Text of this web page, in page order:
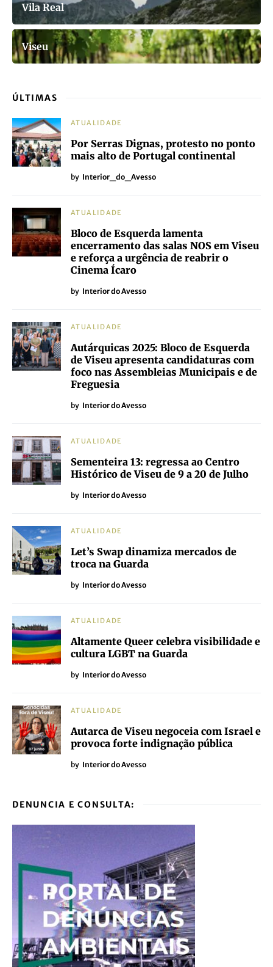
Vila Real
Viseu
ÚLTIMAS
ATUALIDADE
Por Serras Dignas, protesto no ponto
mais alto de Portugal continental
by Interior_do_Avesso
ATUALIDADE
Bloco de Esquerda lamenta
encerramento das salas NOS em Viseu
e reforça a urgência de reabrir o
Cinema Ícaro
by Interior do Avesso
ATUALIDADE
Autárquicas 2025: Bloco de Esquerda
de Viseu apresenta candidaturas com
foco nas Assembleias Municipais e de
Freguesia
by Interior do Avesso
ATUALIDADE
Sementeira 13: regressa ao Centro
Histórico de Viseu de 9 a 20 de Julho
by Interior do Avesso
ATUALIDADE
Let’s Swap dinamiza mercados de
troca na Guarda
by Interior do Avesso
ATUALIDADE
Altamente Queer celebra visibilidade e
cultura LGBT na Guarda
by Interior do Avesso
ATUALIDADE
Autarca de Viseu negoceia com Israel e
provoca forte indignação pública
by Interior do Avesso
DENUNCIA E CONSULTA: